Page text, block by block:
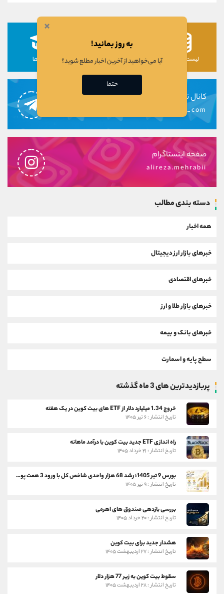
لیست رمزارزها لیست سهام ها دوره ها
کانال تلگرام
alirezamehrabi_com
صفحه اینستاگرام
alireza.mehrabii
دسته بندی مطالب
همه اخبار
خبرهای بازار ارز دیجیتال
خبرهای اقتصادی
خبرهای بازار طلا و ارز
خبرهای بانک و بیمه
سطح پایه و اسمارت
پربازدیدترین های 3 ماه گذشته
خروج 1.34 میلیارد دلار از ETF های بیت کوین در یک هفته
تاریخ انتشار : ۶ تیر ۱۴۰۵
راه اندازی ETF جدید بیت کوین با درآمد ماهانه
تاریخ انتشار : ۲۱ خرداد ۱۴۰۵
بورس 9 تیر 1405؛ رشد 68 هزار واحدی شاخص کل با ورود 3 همت پول حقیقی
تاریخ انتشار : ۹ تیر ۱۴۰۵
بررسی بازدهی صندوق های اهرمی
تاریخ انتشار : ۲۰ خرداد ۱۴۰۵
هشدار جدید برای بیت کوین
تاریخ انتشار : ۲۷ اردیبهشت ۱۴۰۵
سقوط بیت کوین به زیر 77 هزار دلار
تاریخ انتشار : ۲۸ اردیبهشت ۱۴۰۵
×
به روز بمانید!
آیا می‌خواهید از آخرین اخبار مطلع شوید؟
حتما